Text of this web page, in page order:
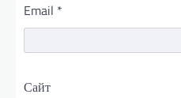
Email *
Сайт